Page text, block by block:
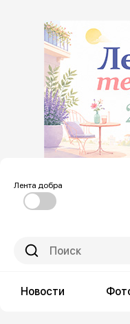
Лента добра
Новости